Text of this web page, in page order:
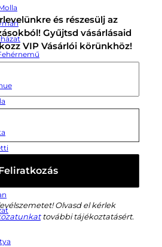
és részesülj az
Gyűjtsd vásárlásaid
VIP Vásárlói körünkhöz!
Olvasd el kérlek
további tájékoztatásért.